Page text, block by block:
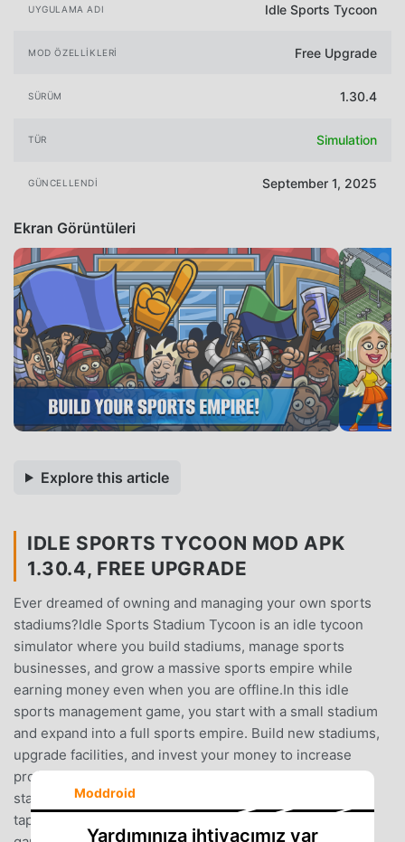
UYGULAMA ADI Idle Sports Tycoon
MOD ÖZELLIKLERI Free Upgrade
SÜRÜM 1.30.4
TÜR Simulation
GÜNCELLENDI September 1, 2025
Ekran Görüntüleri
Explore this article
IDLE SPORTS TYCOON MOD APK
1.30.4, FREE UPGRADE
Ever dreamed of owning and managing your own sports
stadiums?Idle Sports Stadium Tycoon is an idle tycoon
simulator where you build stadiums, manage sports
businesses, and grow a massive sports empire while
earning money even when you are offline.In this idle
sports management game, you start with a small stadium
and expand into a full sports empire. Build new stadiums,
upgrade facilities, and invest your money to increase
profits. Hire managers to automate operations so your
stadiums continue earning idle cash without constant
tapping.Idle Sports Stadium Tycoon combines idle
Moddroid
Yardımınıza ihtiyacımız var